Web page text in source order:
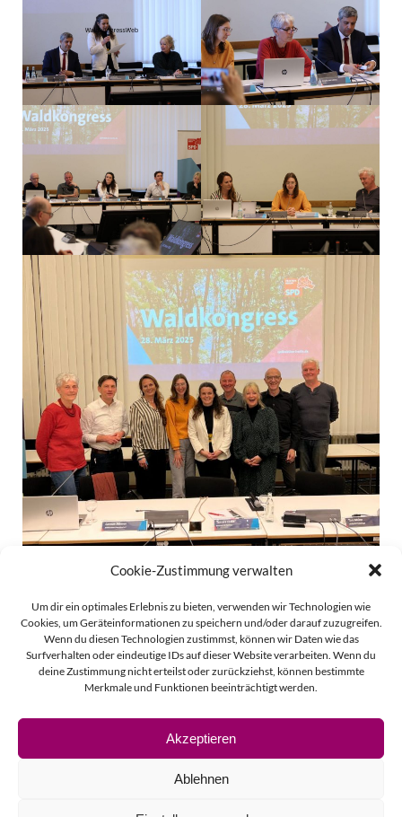
Cookie-Zustimmung verwalten
Um dir ein optimales Erlebnis zu bieten, verwenden wir Technologien wie
Cookies, um Geräteinformationen zu speichern und/oder darauf zuzugreifen.
Wenn du diesen Technologien zustimmst, können wir Daten wie das
Surfverhalten oder eindeutige IDs auf dieser Website verarbeiten. Wenn du
deine Zustimmung nicht erteilst oder zurückziehst, können bestimmte
Merkmale und Funktionen beeinträchtigt werden.
Akzeptieren
Ablehnen
© 2026 Linda Vierecke.